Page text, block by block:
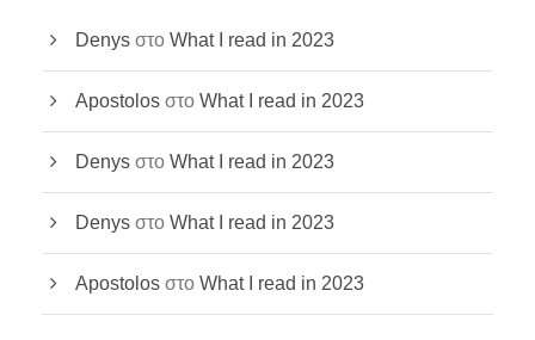
Denys στο What I read in 2023
Apostolos στο What I read in 2023
Denys στο What I read in 2023
Denys στο What I read in 2023
Apostolos στο What I read in 2023